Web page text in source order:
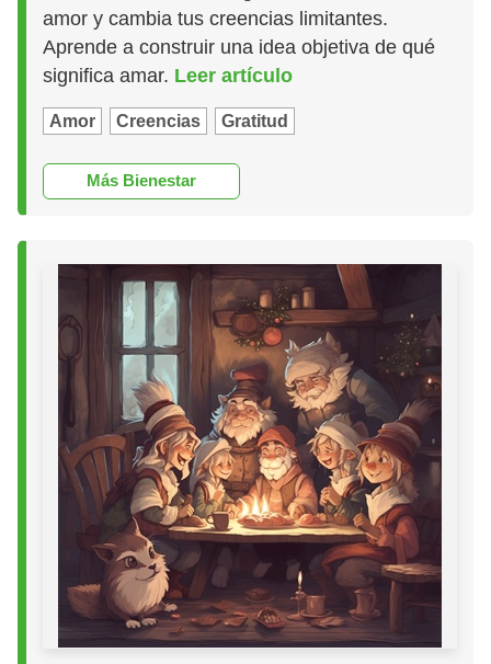
amor y cambia tus creencias limitantes.
Aprende a construir una idea objetiva de qué
significa amar. Leer artículo
Amor Creencias Gratitud
Más Bienestar